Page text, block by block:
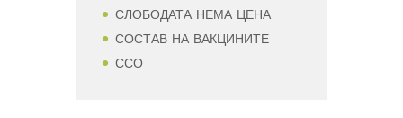
СЛОБОДАТА НЕМА ЦЕНА
СОСТАВ НА ВАКЦИНИТЕ
ССО